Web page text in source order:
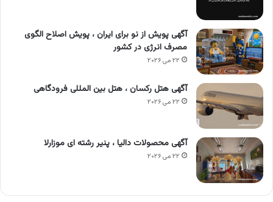
آگهی پویش از نو برای ایران ، پویش اصلاح الگوی
مصرف انرژی در کشور
۲۲ می ۲۰۲۶
آگهی هتل رکسان ، هتل بین المللی فرودگاهی
۲۲ می ۲۰۲۶
آگهی محصولات دالیا ، پنیر رشته ای موزارلا
۲۲ می ۲۰۲۶